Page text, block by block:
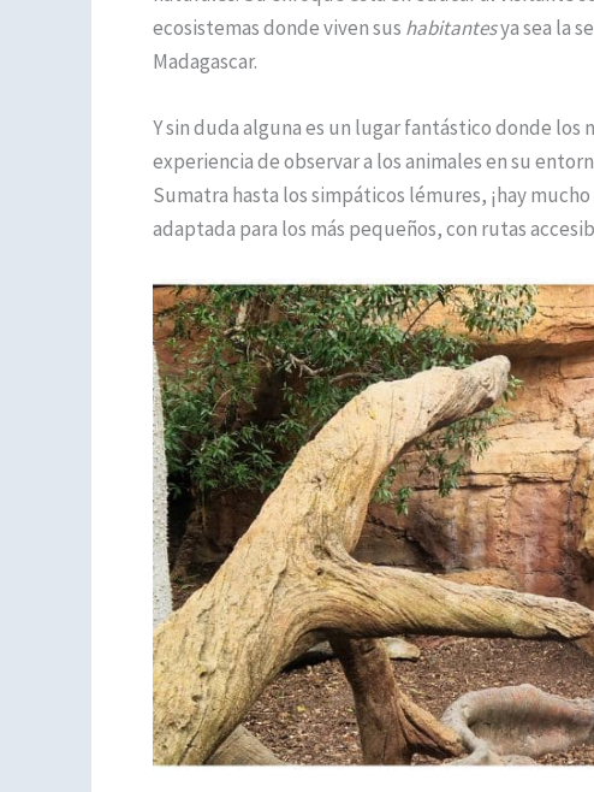
ecosistemas donde viven sus habitantesya sea la
Madagascar.
Y sin duda alguna es un lugar fantástico donde
experiencia de observar a los animales en su
Sumatra hasta los simpáticos lémures, ¡hay
adaptada para los más pequeños, con rutas